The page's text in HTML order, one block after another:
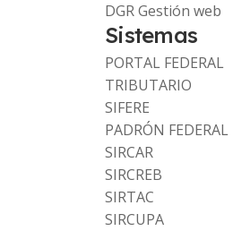
DGR Gestión web
Sistemas
PORTAL FEDERAL
TRIBUTARIO
SIFERE
PADRÓN FEDERAL
SIRCAR
SIRCREB
SIRTAC
SIRCUPA